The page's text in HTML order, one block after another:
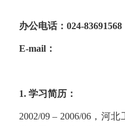
办公电话： 024-83691568
E-mail：
1. 学习简历：
2002/09 – 2006/06，河